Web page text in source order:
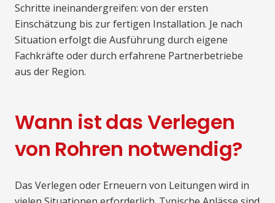
Schritte ineinandergreifen: von der ersten
Einschätzung bis zur fertigen Installation. Je nach
Situation erfolgt die Ausführung durch eigene
Fachkräfte oder durch erfahrene Partnerbetriebe
aus der Region.
Wann ist das Verlegen
von Rohren notwendig?
Das Verlegen oder Erneuern von Leitungen wird in